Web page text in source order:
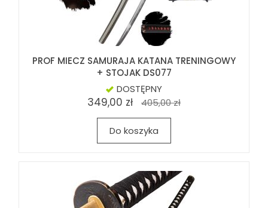
PROF MIECZ SAMURAJA KATANA TRENINGOWY
+ STOJAK DS077
DOSTĘPNY
349,00 zł 405,00 zł
Do koszyka